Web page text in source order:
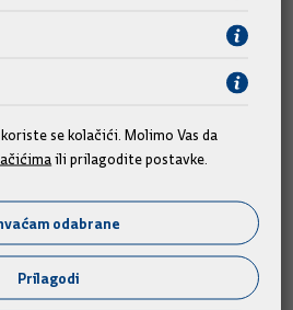
na 311. Sinjskoj
Plenković prisustvovat će 311.
9. kolovoza 2026.
se kolačići. Molimo Vas da
ili prilagodite postavke.
odabrane
Prilagodi